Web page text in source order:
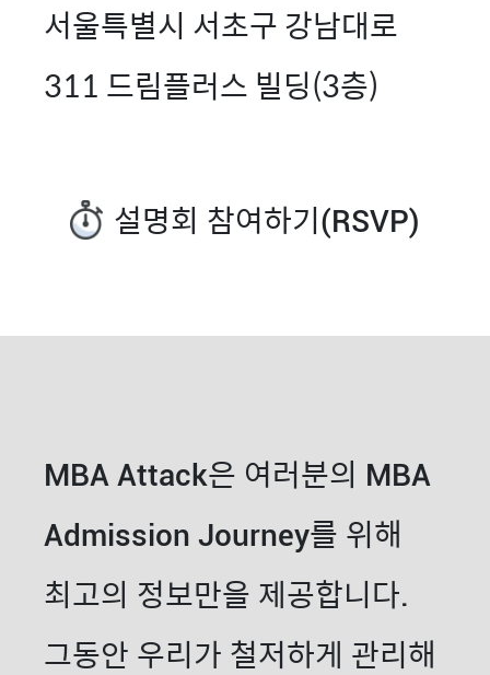
서울특별시 서초구 강남대로
311 드림플러스 빌딩(3층)
설명회 참여하기(RSVP)
MBA Attack은 여러분의 MBA
Admission Journey를 위해
최고의 정보만을 제공합니다.
그동안 우리가 철저하게 관리해